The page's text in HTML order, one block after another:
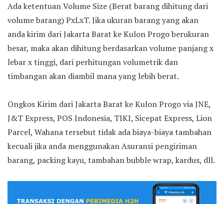
Ada ketentuan Volume Size (Berat barang dihitung dari
volume barang) PxLxT. Jika ukuran barang yang akan
anda kirim dari Jakarta Barat ke Kulon Progo berukuran
besar, maka akan dihitung berdasarkan volume panjang x
lebar x tinggi, dari perhitungan volumetrik dan
timbangan akan diambil mana yang lebih berat.
Ongkos Kirim dari Jakarta Barat ke Kulon Progo via JNE,
J&T Express, POS Indonesia, TIKI, Sicepat Express, Lion
Parcel, Wahana tersebut tidak ada biaya-biaya tambahan
kecuali jika anda menggunakan Asuransi pengiriman
barang, packing kayu, tambahan bubble wrap, kardus, dll.